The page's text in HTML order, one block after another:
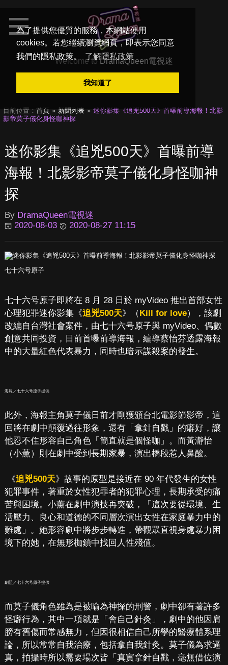
為了提供您優質的服務，本網站使用
cookies。若您繼續瀏覽網頁，即表示您同意
我們的隱私政策。
了解隱私政策
我知道了
Welcome toDramaQueen電視迷
目前位置： 首頁 新聞列表
迷你影集《追兇500天》首曝前導海報！北影
影帝莫子儀化身怪咖神探
迷你影集《追兇500天》首曝前導
海報！北影影帝莫子儀化身怪咖神
探
By DramaQueen電視迷
2020-08-03
2020-08-27 11:15
七十六号原子
七十六号原子即將在 8 月 28 日於 myVideo 推出首部女性
心理犯罪迷你影集《追兇500天》（Kill for love），該劇
改編自台灣社會案件，由七十六号原子與 myVideo、偶數
創意共同投資，日前首曝前導海報，編導蔡怡芬透露海報
中的大量紅色代表暴力，同時也暗示謀殺案的發生。
海報／七十六号原子提供
此外，海報主角莫子儀日前才剛獲頒台北電影節影帝，這
回將在劇中顛覆過往形象，還有「拿針自戳」的癖好，讓
他忍不住形容自己角色「簡直就是個怪咖」。而黃瀞怡
（小薫）則在劇中受到長期家暴，演出橋段惹人鼻酸。
《追兇500天》故事的原型是接近在 90 年代發生的女性
犯罪事件，著重於女性犯罪者的犯罪心理，長期承受的痛
苦與困境。小薰在劇中演技再突破，「這次要從環境、生
活壓力、良心和道德的不同層次演出女性在家庭暴力中的
難處」。她形容劇中將步步轉進，帶觀眾直視身處暴力困
境下的她，在無形枷鎖中找回人性殘值。
劇照／七十六号原子提供
而莫子儀角色雖為是被喻為神探的刑警，劇中卻有著許多
怪癖行為，其中一項就是「會自己針灸」，劇中的他因肩
膀有舊傷而常感無力，但因很相信自己所學的醫療體系理
論，所以常常自我治療，包括拿自我針灸。莫子儀為求逼
真，拍攝時所以需要場次皆「真實拿針自戳，毫無借位演